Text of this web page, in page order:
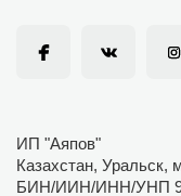
ИП "Аяпов"
Казахстан, Уральск,
БИН/ИИН/ИНН/УНП